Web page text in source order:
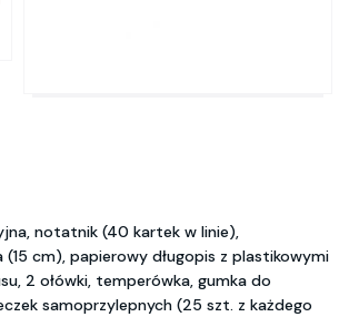
notatnik (40 kartek w linie),
(15 cm), papierowy długopis z plastikowymi
2 ołówki, temperówka, gumka do
samoprzylepnych (25 szt. z każdego